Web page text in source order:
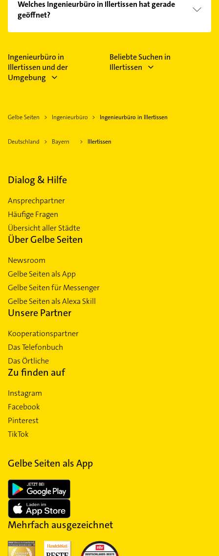
Kundenmeinungen und profitieren Sie von den
Empfehlungen. Die Suchergebnisse können Sie sich
einfach nachBewertungensortiert anzeigen lassen.
Welches Ingenieurbüro in Illertissen hat gerade
geöffnet?
Im Anbieter-Bereich finden Sie alleÖffnungszeiten.
Feiertagen abweichen können.
Ingenieurbüro in
Illertissen und der
Umgebung
Beliebte Suchen in
Illertissen
Gelbe Seiten Ingenieurbüro Ingenieurbüro in Illertissen
Deutschland Bayern Illertissen
Dialog & Hilfe
Ansprechpartner
Häufige Fragen
Übersicht aller Städte
Über Gelbe Seiten
Newsroom
Gelbe Seiten als App
Gelbe Seiten für Messenger
Gelbe Seiten als Alexa Skill
Unsere Partner
Kooperationspartner
Das Telefonbuch
Das Örtliche
Zu finden auf
Instagram
Facebook
Pinterest
TikTok
Gelbe Seiten als App
Mehrfach ausgezeichnet